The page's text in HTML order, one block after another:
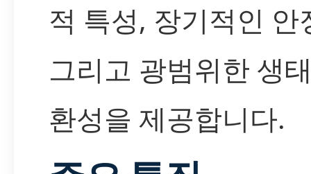
적 특성, 장기적인 안
그리고 광범위한 생
환성을 제공합니다.